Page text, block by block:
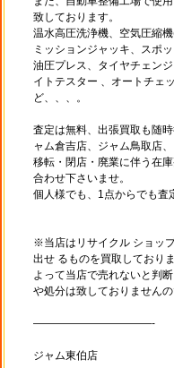
致しております。
温水高圧洗浄機、空気圧縮
ミッションジャッキ、スポッ
油圧プレス、タイヤチェン
イトテスター 、オートチェ
ど、、、。
査定は無料、出張買取も随
ャム倉吉店、ジャム鳥取店
移転・閉店・廃業に伴う在
合わせ下さいませ。
個人様でも、1点からでも査
※当店はリサイクル ショッ
出せ るものを買取しておりま
よって当店で売れないと判
や処分は致しておりません
———————————-
ジャム東伯店